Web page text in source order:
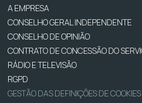
A EMPRESA
CONSELHO GERAL INDEPENDENTE
CONSELHO DE OPINIÃO
CONTRATO DE CONCESSÃO DO
RÁDIO E TELEVISÃO
RGPD
GESTÃO DAS DEFINIÇÕES DE COOKIES